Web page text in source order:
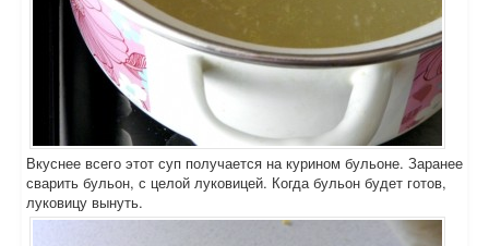
Вкуснее всего этот суп получается на курином бульоне. Заранее
сварить бульон, с целой луковицей. Когда бульон будет готов,
луковицу вынуть.